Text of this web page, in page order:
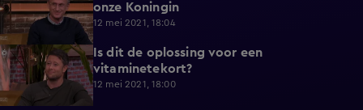
onze Koningin
12 mei 2021, 18:04
5:42
Is dit de oplossing voor een
vitaminetekort?
12 mei 2021, 18:00